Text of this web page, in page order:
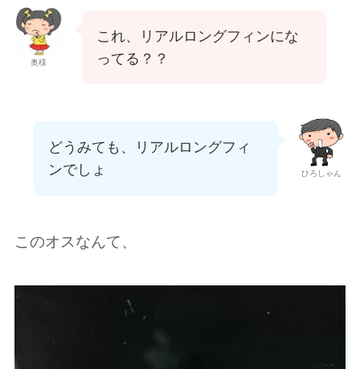
奥様
これ、リアルロングフィンにな
ってる？？
ひろしゃん
どうみても、リアルロングフィ
ンでしょ
このオスなんて、